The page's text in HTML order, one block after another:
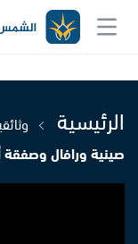
الرئيسية
صينية ورافال وصفقة